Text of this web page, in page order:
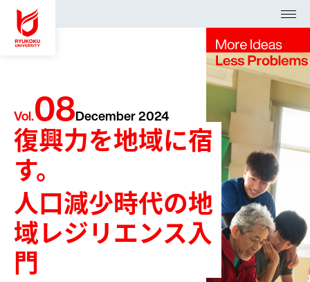
索
入試・オープンキャンパス
学部・大学院
大学紹介・研究
学生生活・就職支援
ニュースセンター arrow_forward_ios
Vol.08December 2024
復興力を地域に宿
す。
人口減少時代の地
域レジリエンス入
門